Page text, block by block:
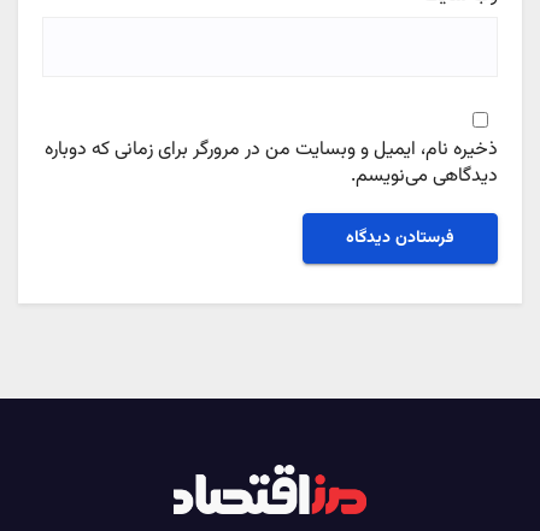
ذخیره نام، ایمیل و وبسایت من در مرورگر برای زمانی که دوباره
دیدگاهی می‌نویسم.